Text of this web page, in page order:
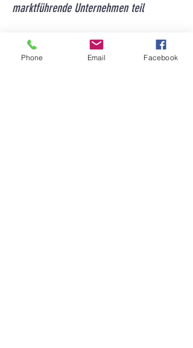
marktführende Unternehmen teil
- BMW - KMW
- Siemens
Phone Email Facebook